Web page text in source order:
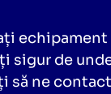
sigur de
să ne